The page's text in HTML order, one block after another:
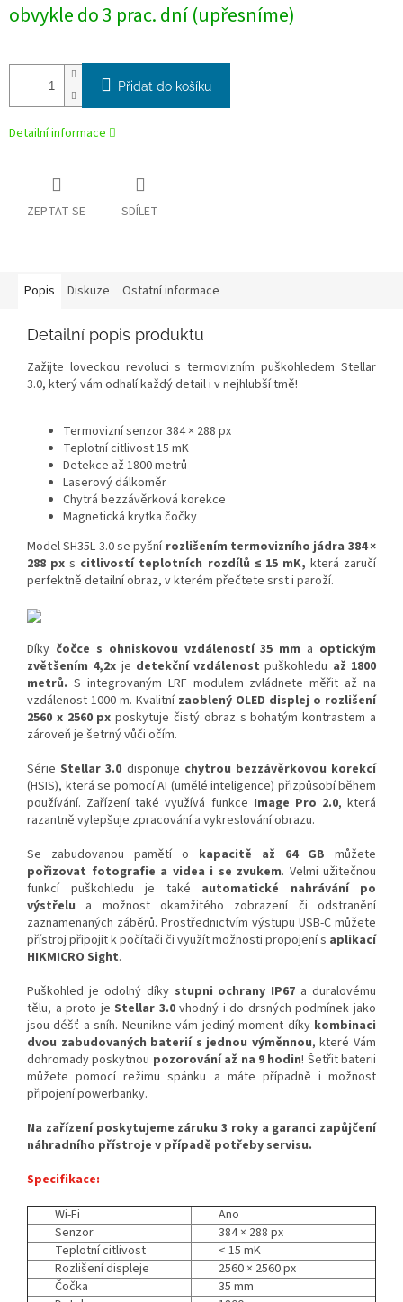
cena:
obvykle do 3 prac. dní (upřesníme)
Přidat do košíku
Detailní informace
ZEPTAT SE SDÍLET
Popis Diskuze Ostatní informace
Detailní popis produktu
Zažijte loveckou revoluci s termovizním puškohledem Stellar
3.0, který vám odhalí každý detail i v nejhlubší tmě!
Termovizní senzor 384 × 288 px
Teplotní citlivost 15 mK
Detekce až 1800 metrů
Laserový dálkoměr
Chytrá bezzávěrková korekce
Magnetická krytka čočky
Model SH35L 3.0 se pyšnírozlišením termovizního jádra 384 ×
288 px s citlivostí teplotních rozdílů ≤ 15 mK, která zaručí
perfektně detailní obraz, v kterém přečtete srst i paroží.
Díky čočce s ohniskovou vzdáleností 35 mm a optickým
zvětšením 4,2x je detekční vzdálenost puškohledu až 1800
metrů. S integrovaným LRF modulem zvládnete měřit až na
vzdálenost 1000 m. Kvalitní zaoblený OLED displej o rozlišení
2560 x 2560 px poskytuje čistý obraz s bohatým kontrastem a
zároveň je šetrný vůči očím.
SérieStellar 3.0 disponuje chytrou bezzávěrkovou korekcí
(HSIS), která se pomocí AI (umělé inteligence) přizpůsobí během
používání. Zařízení také využívá funkce Image Pro 2.0, která
razantně vylepšuje zpracování a vykreslování obrazu.
Se zabudovanou pamětí o kapacitě až 64 GB můžete
pořizovat fotografie a videa i se zvukem. Velmi užitečnou
funkcí puškohledu je také automatické nahrávání po
výstřelu a možnost okamžitého zobrazení či odstranění
zaznamenaných záběrů. Prostřednictvím výstupu USB-C můžete
přístroj připojit k počítači či využít možnosti propojení s aplikací
HIKMICRO Sight.
Puškohled je odolný díkystupni ochrany IP67 a duralovému
tělu, a proto je Stellar 3.0vhodný i do drsných podmínek jako
jsou déšť a sníh. Neunikne vám jediný moment díky kombinaci
dvou zabudovaných baterií s jednou výměnnou, které Vám
dohromady poskytnou pozorování až na 9 hodin! Šetřit baterii
můžete pomocí režimu spánku a máte případně i možnost
připojení powerbanky.
Na zařízení poskytujeme záruku 3 roky a garanci zapůjčení
náhradního přístroje v případě potřeby servisu.
Specifikace:
Wi-Fi
Ano
Senzor
384 × 288 px
Teplotní citlivost
< 15 mK
Rozlišení displeje
2560 × 2560 px
Čočka
35 mm